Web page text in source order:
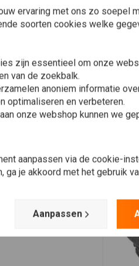
ervaring met ons zo soepel
soorten cookies welke
zijn essentieel om onze
van de zoekbalk.
anoniem informatie
optimaliseren en verbeteren.
onze webshop kunnen we
aanpassen via de cookie-
ga je akkoord met het gebruik
Aanpassen